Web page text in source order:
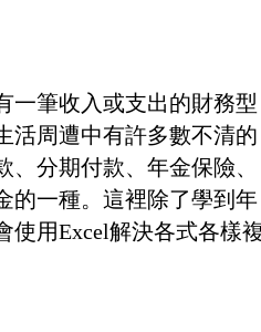
一筆收入或支出的財務型
活周遭中有許多數不清的
分期付款、年金保險、
的一種。這裡除了學到年
使用Excel解決各式各樣